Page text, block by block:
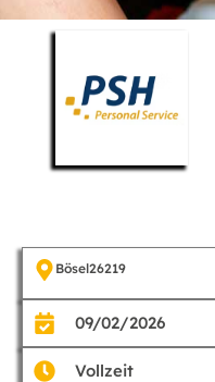
Bösel26219
09/02/2026
Vollzeit